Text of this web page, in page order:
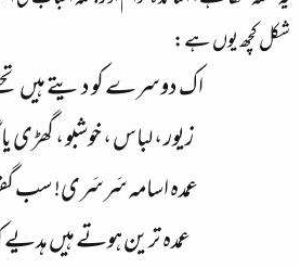
شکل کچھ یوں ہے:
اک دوسرے کو دیتے ہیں
زیور ، لباس ، خوشبو ،
عمدہ اسامہ سَرسَری! سب
عمدہ ترین ہوتے ہیں